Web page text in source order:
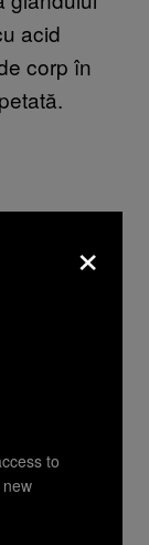
acid
corp în
×
to